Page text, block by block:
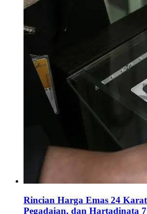
Rincian Harga Emas 24
Pegadaian, dan Hartadinata